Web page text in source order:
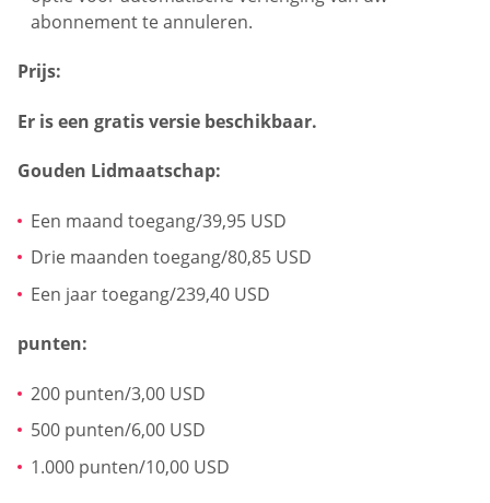
abonnement te annuleren.
Prijs:
Er is een gratis versie beschikbaar.
Gouden Lidmaatschap:
Een maand toegang/39,95 USD
Drie maanden toegang/80,85 USD
Een jaar toegang/239,40 USD
punten:
200 punten/3,00 USD
500 punten/6,00 USD
1.000 punten/10,00 USD